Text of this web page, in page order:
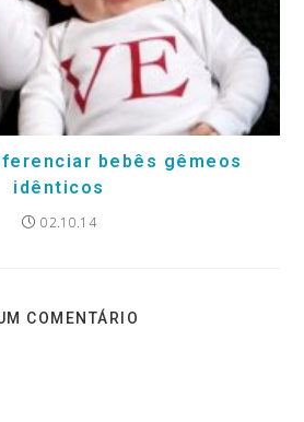
bebês gêmeos
idênticos
02.10.14
COMENTÁRIO